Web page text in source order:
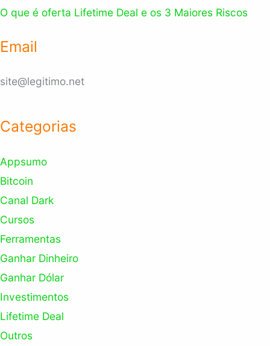
O que é oferta Lifetime Deal e os 3 Maiores Riscos
Email
site@legitimo.net
Categorias
Appsumo
Bitcoin
Canal Dark
Cursos
Ferramentas
Ganhar Dinheiro
Ganhar Dólar
Investimentos
Lifetime Deal
Outros